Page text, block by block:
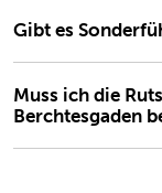
Gibt es
Muss ich die
Berchtesgaden